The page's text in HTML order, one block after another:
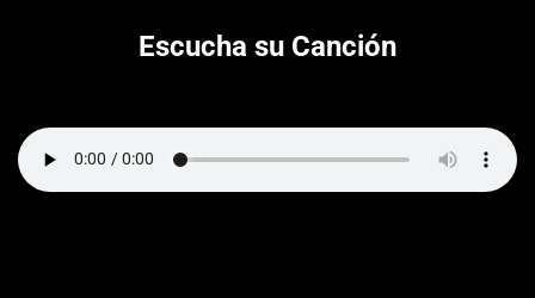
Escucha su Canción